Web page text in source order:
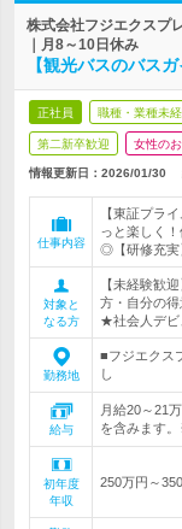
株式会社フジエクスプ
｜月8～10日休み
【観光バスのバス
正社員 職種・業種未
第二新卒歓迎 女性の
情報更新日：2026/01/30
仕事内容
【東証プラ
っと楽しく
◎【研修充実
対象と
なる方
【未経験歓
方・自分の得
★社会人デビ
勤務地
■フジエクス
し
給与
月給20～21
を含みます
初年度
年収
250万円～